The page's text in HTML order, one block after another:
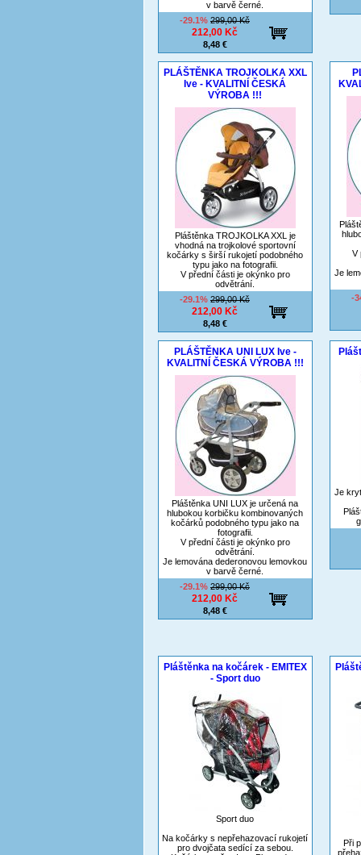
v barvě černé.
-29.1% 299,00 Kč
212,00 Kč
8,48 €
PLÁŠTĚNKA TROJKOLKA XXL
Ive - KVALITNÍ ČESKÁ
VÝROBA !!!
Pláštěnka TROJKOLKA XXL je
vhodná na trojkolové sportovní
kočárky s širší rukojetí podobného
typu jako na fotografii.
V přední části je okýnko pro
odvětrání.
-29.1% 299,00 Kč
212,00 Kč
8,48 €
V
Je
-
PLÁŠTĚNKA UNI LUX Ive -
KVALITNÍ ČESKÁ VÝROBA !!!
Pláštěnka UNI LUX je určená na
hlubokou korbičku kombinovaných
kočárků podobného typu jako na
fotografii.
V přední části je okýnko pro
odvětrání.
Je lemována dederonovou lemovkou
v barvě černé.
-29.1% 299,00 Kč
212,00 Kč
8,48 €
Je
Pláštěnka na kočárek - EMITEX
- Sport duo
Sport duo
Na kočárky s nepřehazovací rukojetí
pro dvojčata sedící za sebou.
Při